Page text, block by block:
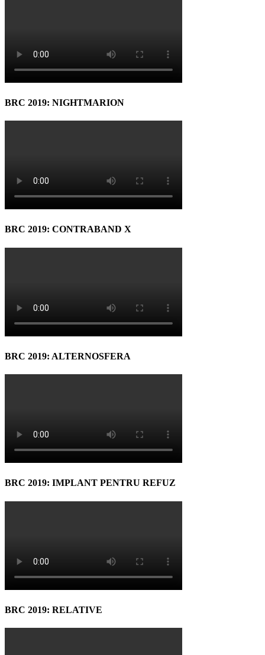
BRC 2019: NIGHTMARION
BRC 2019: CONTRABAND X
BRC 2019: ALTERNOSFERA
BRC 2019: IMPLANT PENTRU REFUZ
BRC 2019: RELATIVE